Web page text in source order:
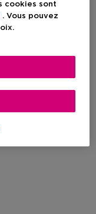
cookies sont
. Vous pouvez